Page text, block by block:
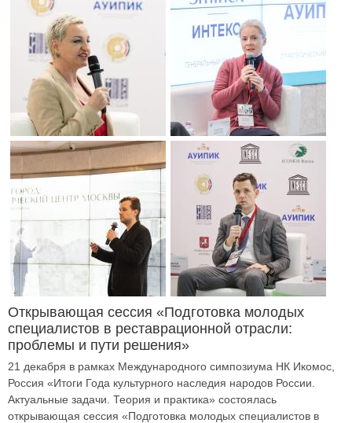
Открывающая сессия «Подготовка молодых
специалистов в реставрационной отрасли:
проблемы и пути решения»
21 декабря в рамках Международного симпозиума НК Икомос,
Россия «Итоги Года культурного наследия народов России.
Актуальные задачи. Теория и практика» состоялась
открывающая сессия «Подготовка молодых специалистов в